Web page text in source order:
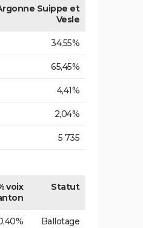
Suippe et
Vesle
34,55%
65,45%
4,41%
2,04%
5 735
voix
Statut
Ballotage